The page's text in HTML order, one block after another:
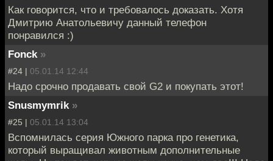
Как говорится, что и требовалось доказать. Хотя
Дмитрию Анатольевичу данный телефон
понравился :)
Fonck »
#24 | 05.01.14 12:44
Надо срочно продавать свой G2 и покупать этот!
Snusmymrik »
#25 | 05.01.14 13:04
Вспомнилась серия Южного парка про генетика,
который выращивал животным дополнительные